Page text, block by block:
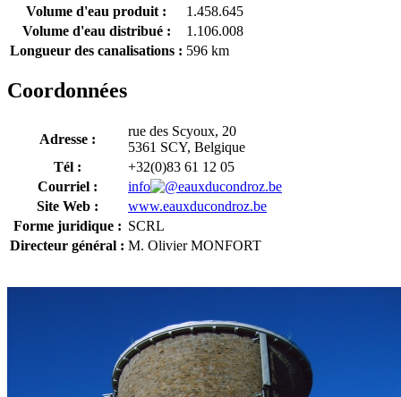
Volume d'eau produit :
1.458.645
Volume d'eau distribué :
1.106.008
Longueur des canalisations : 596 km
Coordonnées
Adresse :
rue des Scyoux, 20
5361 SCY, Belgique
Tél :
+32(0)83 61 12 05
Courriel :
info
eauxducondroz.be
Site Web :
www.eauxducondroz.be
Forme juridique : SCRL
Directeur général : M. Olivier MONFORT